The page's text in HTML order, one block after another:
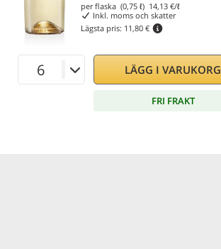
per flaska (0,75 ℓ) 14,13 €/ℓ
Inkl. moms och skatter
Lägsta pris: 11,80 €
LÄGG I VARUKORG
FRI FRAKT